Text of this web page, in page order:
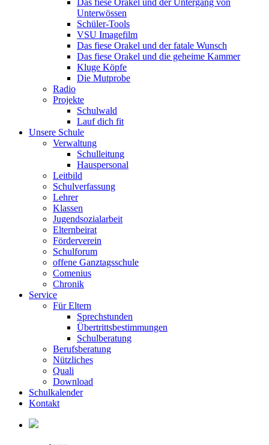
Unterwössen
Schüler-Tools
VSU Imagefilm
Das fiese Orakel und der fatale Wunsch
Das fiese Orakel und die geheime Kammer
Kluge Köpfe
Die Mutprobe
Radio
Projekte
Schulwald
Lauf dich fit
Unsere Schule
Verwaltung
Schulleitung
Hauspersonal
Leitbild
Schulverfassung
Lehrer
Klassen
Jugendsozialarbeit
Elternbeirat
Förderverein
Schulforum
offene Ganztagsschule
Comenius
Chronik
Service
Für Eltern
Sprechstunden
Übertrittsbestimmungen
Schulberatung
Berufsberatung
Nützliches
Quali
Download
Schulkalender
Kontakt